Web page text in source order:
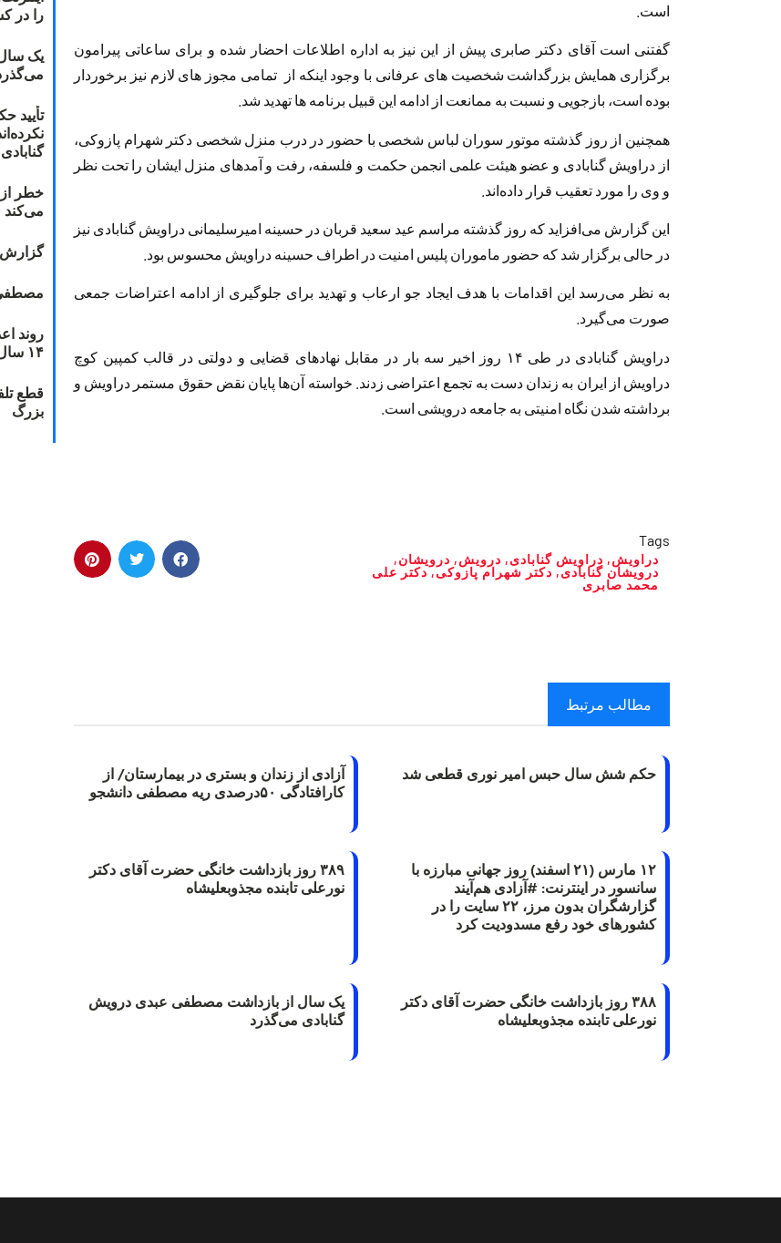
است.
گفتنی است آقای دکتر صابری پیش از این نیز به اداره اطلاعات احضار شده و برای ساعاتی پیرامون
برگزاری همایش بزرگداشت شخصیت های عرفانی با وجود اینکه از تمامی مجوز های لازم نیز برخوردار
بوده است، بازجویی و نسبت به ممانعت از ادامه این قبیل برنامه ها تهدید شد.
همچنین از روز گذشته موتور سوران لباس شخصی با حضور در درب منزل شخصی دکتر شهرام پازوکی،
از دراویش گنابادی و عضو هیئت علمی انجمن حکمت و فلسفه، رفت و آمد‌های منزل ایشان را تحت نظر
و وی را مورد تعقیب قرار داده‌اند.
این گزارش می‌افزاید که روز گذشته مراسم عید سعید قربان در حسینه امیرسلیمانی دراویش گنابادی نیز
در حالی برگزار شد که حضور ماموران پلیس امنیت در اطراف حسینه دراویش محسوس بود.
به نظر می‌رسد این اقدامات با هدف ایجاد جو ارعاب و تهدید برای جلوگیری از ادامه اعتراضات جمعی
صورت می‌گیرد.
دراویش گنابادی در طی ۱۴ روز اخیر سه بار در مقابل نهادهای قضایی و دولتی در قالب کمپین کوچ
دراویش از ایران به زندان دست به تجمع اعتراضی زدند. خواسته آن‌ها پایان نقض حقوق مستمر دراویش و
برداشته شدن نگاه امنیتی به جامعه درویشی است.
Tags
دراویش, دراویش گنابادی, درویش, درویشان,
درویشان گنابادی, دکتر شهرام پازوکی,دکتر علی
محمد صابری
مطالب مرتبط
حکم شش سال حبس امیر نوری قطعی شد
آزادی از زندان و بستری در بیمارستان/ از
کارافتادگی ۵۰درصدی ریه مصطفی دانشجو
۱۲ مارس (۲۱ اسفند) روز جهانی مبارزه با
سانسور در اینترنت: #آزادی هم‌آیند
گزارشگران‌ بدون مرز، ۲۲ سایت را در
کشورهای خود رفع مسدودیت کرد
۳۸۹ روز بازداشت خانگی حضرت آقای دکتر
نورعلی تابنده مجذوبعلیشاه
۳۸۸ روز بازداشت خانگی حضرت آقای دکتر
نورعلی تابنده مجذوبعلیشاه
یک سال از بازداشت مصطفی عبدی درویش
گنابادی می‌گذرد
را در
یک
خطر
می‌کند
گزارش اعدام
۱۴ سال گذشته
قطع
بزرگ